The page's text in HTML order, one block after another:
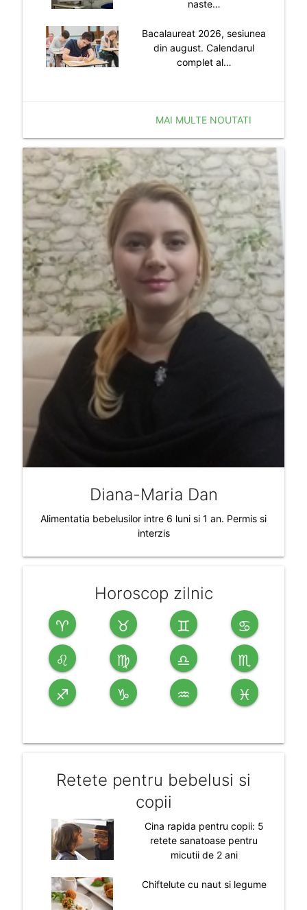
naste…
Bacalaureat 2026, sesiunea
din august. Calendarul
complet al…
MAI MULTE NOUTATI
Diana-Maria Dan
Alimentatia bebelusilor intre 6 luni si 1 an. Permis si
interzis
Horoscop zilnic
♈ ♉ ♊ ♋
♌ ♍ ♎ ♏
♐ ♑ ♒ ♓
Retete pentru bebelusi si
copii
Cina rapida pentru copii: 5
retete sanatoase pentru
micutii de 2 ani
Chiftelute cu naut si legume